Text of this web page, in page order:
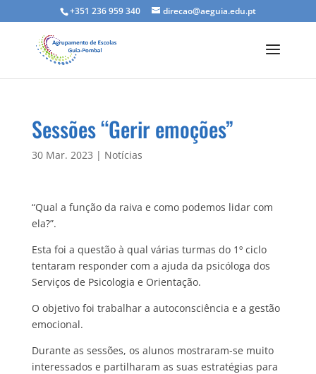
+351 236 959 340 direcao@aeguia.edu.pt
Sessões “Gerir emoções”
30 Mar. 2023 | Notícias
“Qual a função da raiva e como podemos lidar com
ela?”.
Esta foi a questão à qual várias turmas do 1º ciclo
tentaram responder com a ajuda da psicóloga dos
Serviços de Psicologia e Orientação.
O objetivo foi trabalhar a autoconsciência e a gestão
emocional.
Durante as sessões, os alunos mostraram-se muito
interessados e partilharam as suas estratégias para